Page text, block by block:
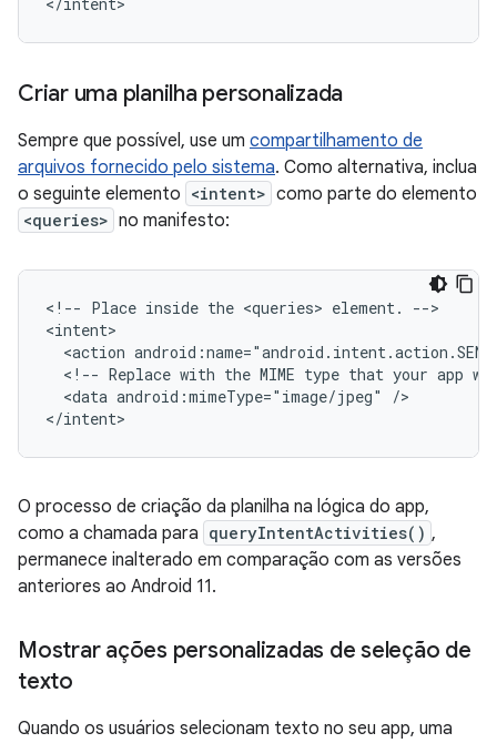
Criar uma planilha personalizada
Sempre que possível, use um compartilhamento de
arquivos fornecido pelo sistema. Como alternativa, inclua
o seguinte elemento <intent> como parte do elemento
<queries> no manifesto:
<!-- Place inside the <queries> element.
-->
<action
<!-- Replace with the MIME type that your app
<data android:mimeType="image/jpeg"
/>
</intent>
O processo de criação da planilha na lógica do app,
como a chamada para queryIntentActivities() ,
permanece inalterado em comparação com as versões
anteriores ao Android 11.
Mostrar ações personalizadas de seleção de
texto
Quando os usuários selecionam texto no seu app, uma